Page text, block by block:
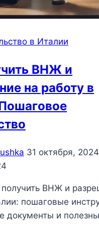
в Италии
ВНЖ и
на работу в
31 октября, 2024
получить ВНЖ и
пошаговые
документы и